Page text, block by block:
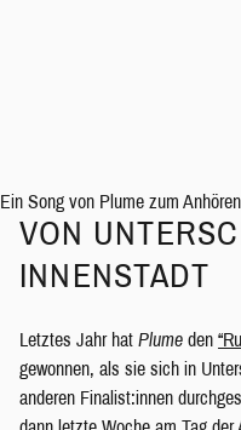
Ein Song von Plume zum Anhören
VON
NNENSTADT
Letztes Jahr hat Plume den
gewonnen, als sie sich in
anderen Finalist:innen